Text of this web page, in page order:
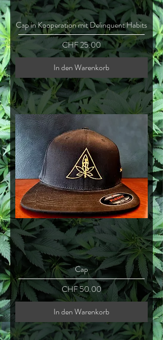
Cap in Kooperation mit Delinquent Habits
Preis
CHF 25.00
In den Warenkorb
Cap
Preis
CHF 50.00
In den Warenkorb